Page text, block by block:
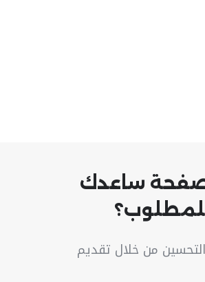
ساعدك
من خلال تقديم